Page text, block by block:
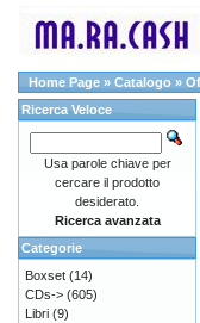
Home Page » Catalogo »
Ricerca Veloce
Usa parole chiave per
cercare il prodotto
desiderato.
Ricerca avanzata
Categorie
Boxset (14)
CDs-> (605)
Libri (9)